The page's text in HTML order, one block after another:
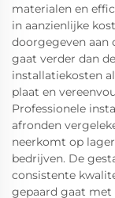
materialen en
in aanzienlijke
doorgegeven aan
gaat verder dan
installatiekosten
plaat en
Professionele
afronden
neerkomt op
bedrijven. De
consistente
gepaard gaat